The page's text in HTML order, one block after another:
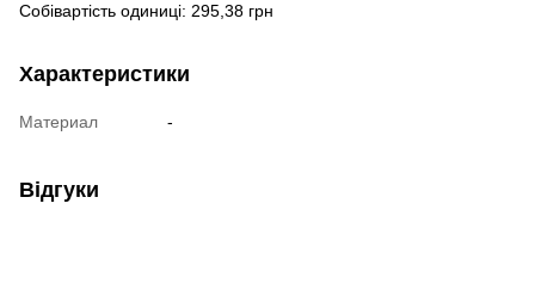
Собівартість одиниці: 295,38 грн
Характеристики
Материал -
Відгуки